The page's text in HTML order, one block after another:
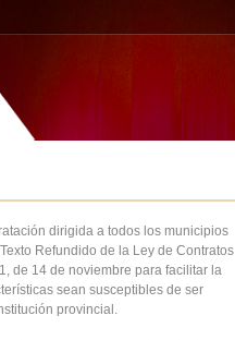
dirigida a todos los municipios
Refundido de la Ley de Contratos
de 14 de noviembre para facilitar la
sean susceptibles de ser
provincial.